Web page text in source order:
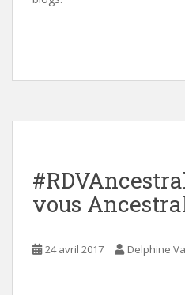
vous
24 avril 2017 Delphine